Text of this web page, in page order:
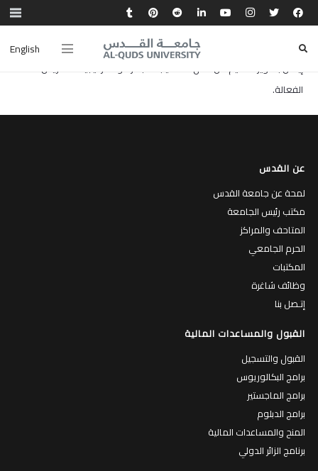
English
أ. إيمان قيسية حاصلة على درجة البكالوريوس في اللغة الإنجليزية وأساليب
التدريس ودرجة الماجستير في أساليب التدريس في اللغة الإنجليزية. تلتزم
إيمان بتطوير التعليم من خلال الأساليب المبتكرة واستراتيجيات التدريس
الفعالة.
عن القدس
لمحة عن جامعة القدس
مكتب رئيس الجامعة
المتاحف والمراكز
الحرم الجامعي
المكتبات
وظائف شاغرة
إتـصل بنا
القبول والمساعدات المالية
القبول والتسجيل
برامج البكالوريوس
برامج الماجستير
برامج الدبلوم
المنح والمساعدات المالية
برنامج الزائر الدولي